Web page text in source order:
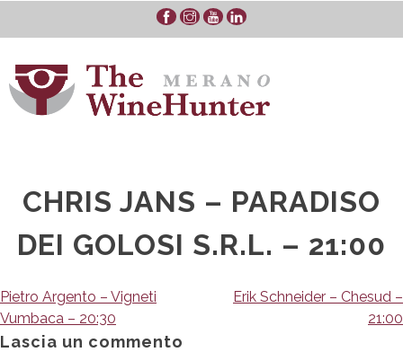
CHRIS JANS – PARADISO
DEI GOLOSI S.R.L. – 21:00
Navigazione
articoli
Pietro Argento – Vigneti
Vumbaca – 20:30
Erik Schneider – Chesud –
21:00
Lascia un commento